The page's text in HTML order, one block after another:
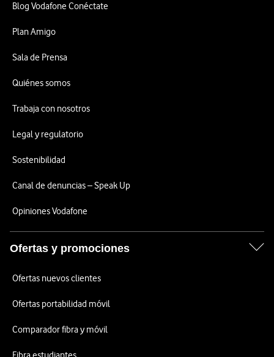
Blog Vodafone Conéctate
Plan Amigo
Sala de Prensa
Quiénes somos
Trabaja con nosotros
Legal y regulatorio
Sostenibilidad
Canal de denuncias – Speak Up
Opiniones Vodafone
Ofertas y promociones
Ofertas nuevos clientes
Ofertas portabilidad móvil
Comparador fibra y móvil